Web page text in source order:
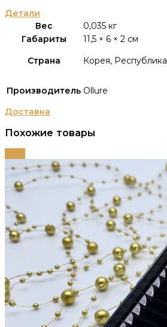
Детали
Вес
0,035 кг
Габариты
11,5 × 6 × 2 см
Страна
Корея, Республика
Производитель Ollure
Доставка
Похожие товары